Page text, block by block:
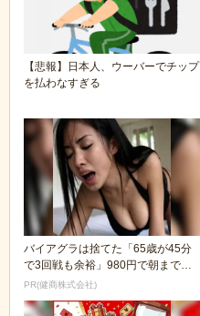
【悲報】日本人、ウーバーでチップ
を払わなすぎる
バイアグラは捨てた「65歳が45分
で3回戦も余裕」980円で朝まで絶
好調！
PR(健商株式会社)